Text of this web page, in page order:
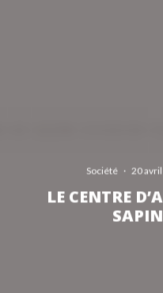
Société · 20
LE CENTRE